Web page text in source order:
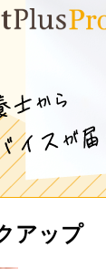
アップ